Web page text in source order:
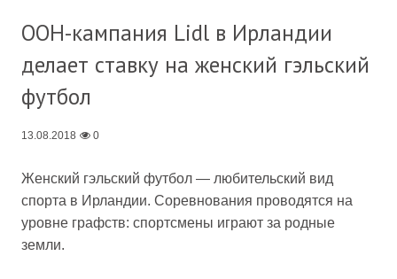
OOH-кампания Lidl в Ирландии
делает ставку на женский гэльский
футбол
13.08.2018 0
Женский гэльский футбол — любительский вид
спорта в Ирландии. Соревнования проводятся на
уровне графств: спортсмены играют за родные
земли.